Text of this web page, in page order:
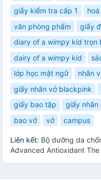
giấy kiểm tra cấp 1
văn phòng phẩm
giấy
diary of a wimpy kid trọn
dairy of a wimpy kid
lớp học mật ngữ
nhãn
giấy nhãn vở blackpink
giấy bao tập
giấy nhãn
bao vở
vở campus
Liên kết: Bộ dưỡng da
Advanced Antioxidant